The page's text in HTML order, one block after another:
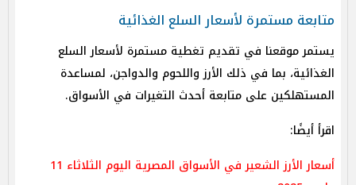
متابعة مستمرة لأسعار السلع الغذائية
يستمر موقعنا في تقديم تغطية مستمرة لأسعار السلع
الغذائية، بما في ذلك الأرز واللحوم والدواجن، لمساعدة
المستهلكين على متابعة أحدث التغيرات في الأسواق.
اقرأ أيضًا:
أسعار الأرز الشعير في الأسواق المصرية اليوم الثلاثاء 11